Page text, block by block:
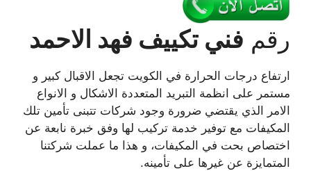
رقم فني تكييف فهد الاحمد
ارتفاع درجات الحرارة في الكويت تجعل الاقبال كبير و
مستمر على انظمة التبريد المتعددة الاشكال و الانواع
الامر الذي يقتضي ضرورة وجود شركات تتبنى تأمين تلك
المكيفات مع توفير خدمة تركيب لها وفق خبرة نابعة عن
اختصاص بحت في المكيفات، و هذا ما عملت شركتنا
المتمايزة عن غيرها على تأمينه.